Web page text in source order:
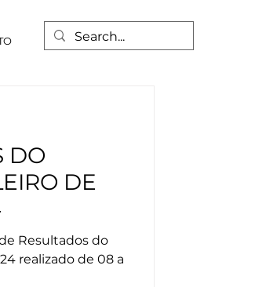
DO
DE
Resultados do
realizado de 08 a